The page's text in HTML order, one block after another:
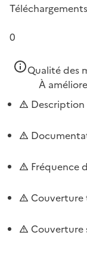
Téléchargements
0
Qualité des
À
Description
Fréquence
Couverture
Couverture